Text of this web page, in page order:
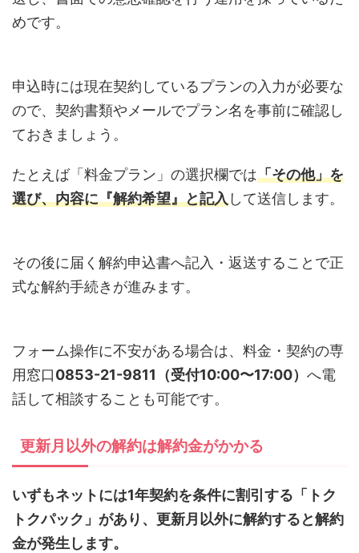
めです。
申込時には現在契約しているプランの入力が必要な
ので、契約書類やメールでプラン名を事前に確認し
ておきましょう。
たとえば「料金プラン」の選択欄では「その他」を
選び、内容に『解約希望』と記入して送信します。
その後に届く解約申込書へ記入・返送することで正
式な解約手続きが進みます。
フォーム操作に不安がある場合は、料金・契約の専
用窓口0853-21-9811（受付10:00〜17:00） へ電
話して相談することも可能です。
更新月以外の解約は解約金がかかる
いずもネットには1年契約を条件に割引する「トク
トクパック」があり、更新月以外に解約すると解約
金が発生します。